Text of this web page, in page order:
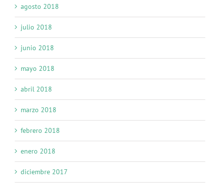
agosto 2018
julio 2018
junio 2018
mayo 2018
abril 2018
marzo 2018
febrero 2018
enero 2018
diciembre 2017